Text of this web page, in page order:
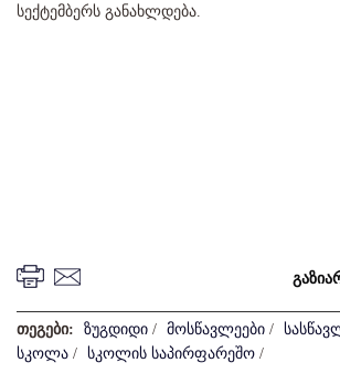
სექტემბერს განახლდება.
თეგები: ზუგდიდი / მოსწავლეები /
სკოლა / სკოლის საპირფარეშო /